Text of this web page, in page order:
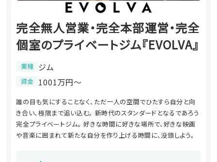
完全無人営業・完全本部運営・完全
個室のプライベートジム『EVOLVA』
業種 ジム
資金 1001万円〜
誰の目も気にすることなく、ただ一人の空間でひたすら自分と向
き合い、極限まで追い込む。 新時代のスタンダードとなるであろう
完全プライベートジム。 好きな時間に好きな場所で、好きな映画
や音楽に囲まれて新たな自分を作り上げる時間に、没頭しよう。